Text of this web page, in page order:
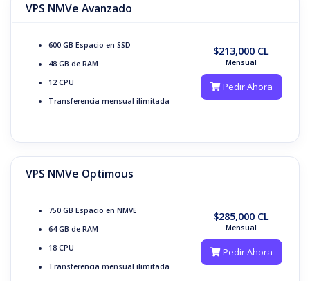
VPS NMVe Avanzado
600 GB Espacio en SSD
48 GB de RAM
12 CPU
Transferencia mensual ilimitada
$213,000 CL
Mensual
Pedir Ahora
VPS NMVe Optimous
750 GB Espacio en NMVE
64 GB de RAM
18 CPU
Transferencia mensual ilimitada
$285,000 CL
Mensual
Pedir Ahora